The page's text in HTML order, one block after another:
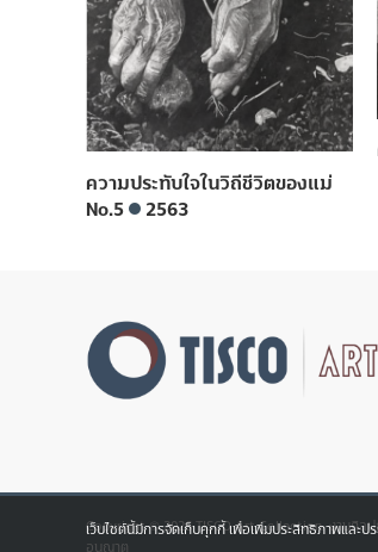
ความประทับใจในวิถีชีวิตของแม่
No.5
2563
Copyright © 2026 TISCO Art Collection. งานศิล
อนุญาต
เว็บไซต์นี้มีการจัดเก็บคุกกี้ เพื่อเพิ่มประสิทธิภาพและ